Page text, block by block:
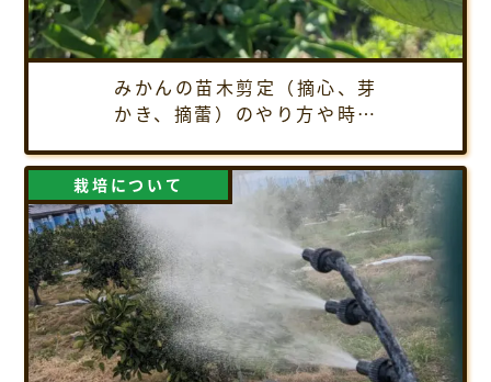
みかんの苗木剪定（摘心、芽
かき、摘蕾）のやり方や時期
栽培について